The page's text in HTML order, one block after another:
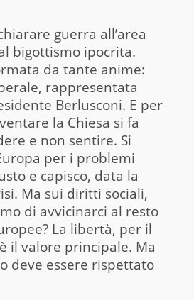
guerra all’area
bigottismo ipocrita.
da tante anime:
rappresentata
Berlusconi. E per
la Chiesa si fa
e non sentire. Si
per i problemi
e capisco, data la
Ma sui diritti sociali,
di avvicinarci al resto
La libertà, per il
il valore principale. Ma
deve essere rispettato